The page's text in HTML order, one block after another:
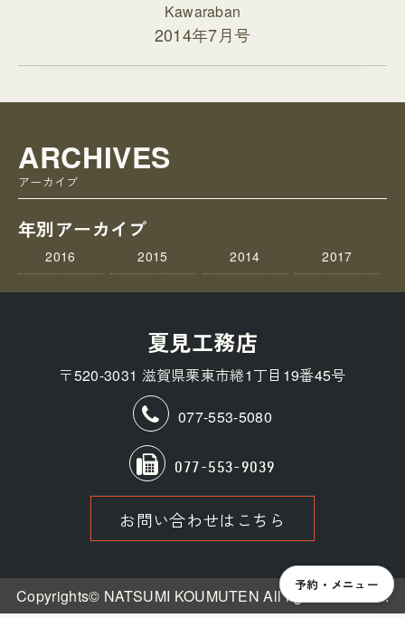
Kawaraban
2014年7月号
ARCHIVES
アーカイブ
年別アーカイブ
2016 2015 2014 2017
夏見工務店
〒520-3031 滋賀県栗東市綣1丁目19番45号
077-553-5080
077-553-9039
お問い合わせはこちら
Copyrights© NATSUMI KOUMUTEN All rights reserved.
予約・メニュー